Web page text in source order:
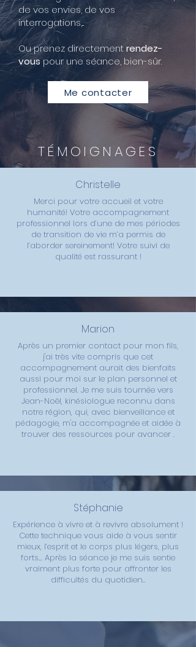
de vos envies, de vos
interrogations,...
Ou prenez directementrendez-
vouspour une séance, bien-sûr.
Me contacter
TÉMOIGNAGES
Christelle
Merci pour votre accueil et votre
humanité! Votre accompagnement
professionnel lors d’une de mes périodes
de transition de vie m’a permis de
l’aborder sereinement! Votre suivi de
qualité est rassurant !
Marion
Après un premier contact pour mon fils,
j'ai très vite compris que cet
accompagnement aurait des bienfaits
aussi pour moi sur le plan personnel et
professionnel. Je me suis tournée vers
Jean-Noël, kinésiologue reconnu dans
notre région, qui, avec bienveillance et
pédagogie, m'a accompagnée et aidée à
trouver des ressources pour avancer .
Stéphanie
Expérience à vivre et à revivre absolument !
Cette technique vous aide à vous sentir
mieux, l’esprit et le corps plus légers, plus
forts... Après la séance je me suis sentie
vraiment plus forte pour affronter les
difficultés du quotidien..